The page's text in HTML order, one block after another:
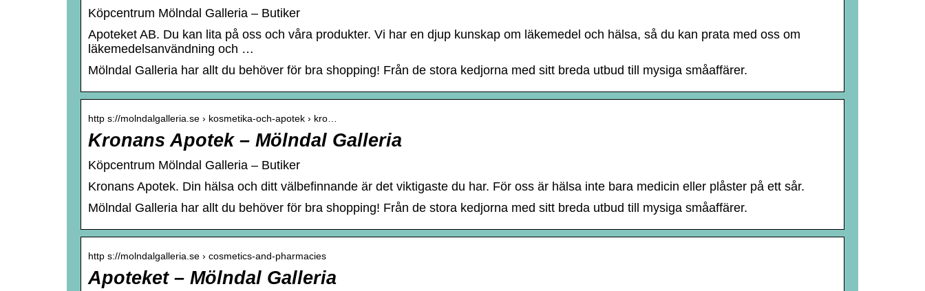
Köpcentrum Mölndal Galleria – Butiker
Apoteket AB. Du kan lita på oss och våra produkter. Vi har en djup kunskap om läkemedel och hälsa, så du kan prata med oss om
läkemedelsanvändning och …
Mölndal Galleria har allt du behöver för bra shopping! Från de stora kedjorna med sitt breda utbud till mysiga småaffärer.
http s://molndalgalleria.se › kosmetika-och-apotek › kro…
Kronans Apotek – Mölndal Galleria
Köpcentrum Mölndal Galleria – Butiker
Kronans Apotek. Din hälsa och ditt välbefinnande är det viktigaste du har. För oss är hälsa inte bara medicin eller plåster på ett sår.
Mölndal Galleria har allt du behöver för bra shopping! Från de stora kedjorna med sitt breda utbud till mysiga småaffärer.
http s://molndalgalleria.se › cosmetics-and-pharmacies
Apoteket – Mölndal Galleria